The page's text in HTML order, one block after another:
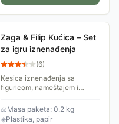
Zaga & Filip Kućica – Set
za igru iznenađenja
(6)
Kesica iznenađenja sa
figuricom, nameštajem i
& Filip.
⚖Masa paketa: 0.2 kg
◈Plastika, papir